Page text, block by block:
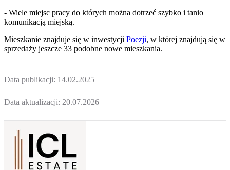
- Wiele miejsc pracy do których można dotrzeć szybko i tanio
komunikacją miejską.
Mieszkanie znajduje się w inwestycji Poezji, w której znajdują się w
sprzedaży jeszcze 33 podobne nowe mieszkania.
Data publikacji: 14.02.2025
Data aktualizacji: 20.07.2026